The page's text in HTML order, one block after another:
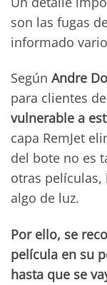
son las fugas
informado
Según Andre
para clientes
vulnerable a
capa RemJet
del bote no es
otras
algo de luz.
Por ello, se
película en su
hasta que se